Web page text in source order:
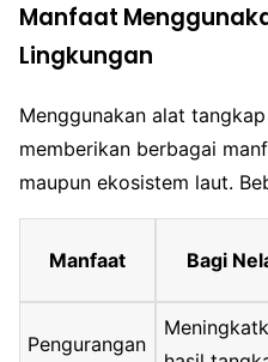
Manfaat
Lingkungan
Menggunakan alat
memberikan berbagai
maupun ekosistem laut.
Manfaat Bagi
Pengurangan